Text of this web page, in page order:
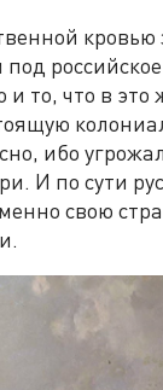
и то, что в
ибо
И по сути
свою